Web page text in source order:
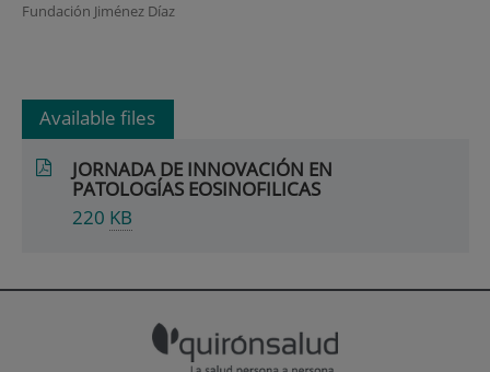
Fundación Jiménez Díaz
Available files
JORNADA DE INNOVACIÓN EN
PATOLOGÍAS EOSINOFILICAS
220 KB